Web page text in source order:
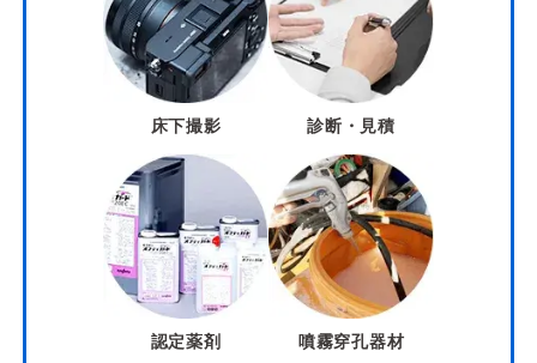
床下撮影 診断・見積
認定薬剤 噴霧穿孔器材